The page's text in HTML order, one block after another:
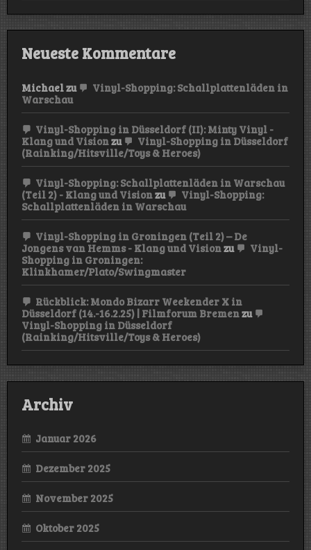
Neueste Kommentare
Michaelzu
Vinyl-Shopping: Schallplattenläden in
Warschau
Vinyl-Shopping in Düsseldorf (II): Minty Vinyl -
Klang und Visionzu
Vinyl-Shopping in Düsseldorf
(Rainking/Hitsville/Toys & Heroes)
Vinyl-Shopping: Schallplattenläden in Warschau
(Teil 2) - Klang und Visionzu
Vinyl-Shopping:
Schallplattenläden in Warschau
Vinyl-Shopping in Groningen (Teil 2) – De
Jongens van Hemms - Klang und Visionzu
Vinyl-
Shopping in Groningen:
Klinkhamer/Plato/Swingmaster
Rückblick: Mondo Bizarr Weekender X in
Düsseldorf (14.-16.2.25) | Filmforum Bremenzu
Vinyl-Shopping in Düsseldorf
(Rainking/Hitsville/Toys & Heroes)
Archiv
Januar 2026
Dezember 2025
November 2025
Oktober 2025